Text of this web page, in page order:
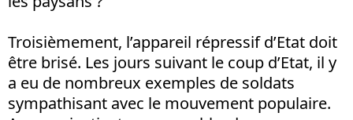
Troisièmement, l’appareil répressif d’Etat doit
être brisé. Les jours suivant le coup d’Etat, il y
a eu de nombreux exemples de soldats
sympathisant avec le mouvement populaire.